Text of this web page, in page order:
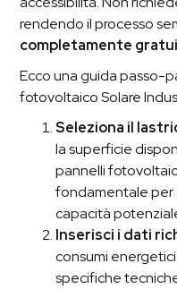
rendendo il processo
completamente
Ecco una guida passo-
fotovoltaico Solare
Seleziona il
la superficie
pannelli
fondamentale per
capacità
Inserisci i dati
consumi
specifiche